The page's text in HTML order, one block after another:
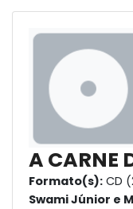
A CARNE
Formato(s): CD
Swami Júnior e